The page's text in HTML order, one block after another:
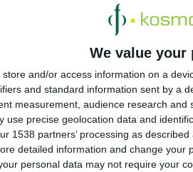
We value your
store and/or access information on a
and standard information sent by a
measurement, audience research and
use precise geolocation data and
1538 partners’ processing as
detailed information and change your
personal data may not require your
σε συνεργασίες για την
δολάρια
το 53%των 20 πιο
Υγείας.
λίτρατην παγκόσμια
210.500 ώρεςεθελοντικής